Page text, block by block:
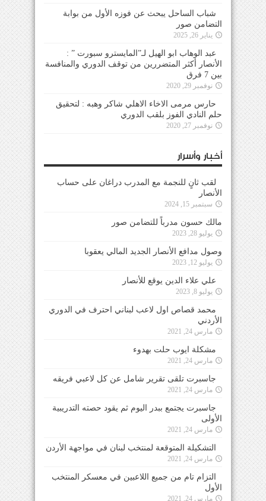
شباب الساحل يبحث عن فوزه الأول من بوابة
التضامن صور
يناير 26, 2025
عبد الوهاب ابو الهيل لـ”المايسترو سبورت ” :
الأنصار أكثر المتضررين من توقف الدوري والمنافسة
بين 7 فرق
نوفمبر 29, 2020
حارس مرمى الاخاء الاهلي شاكر وهبه : لتحقيق
حلم النادي الفوز بلقب الدوري
نوفمبر 27, 2020
أخبار وأسرار
لقب ثانٍ للنجمة مع المدرب دراغان على حساب
الأنصار
سبتمبر 15, 2024
مالك حسون مدرباً للتضامن صور
يوليو 28, 2023
وصول مدافع الأنصار الجديد المالي يعقوبا
يوليو 12, 2023
علي علاء الدين يوقع للأنصار
يوليو 8, 2023
محمد قصاص اول لاعب لبناني احترف في الدوري
الأردني
مارس 24, 2021
مشكلة ايوب حلت بهدوء
مارس 24, 2021
جاسبرت تلقى تقرير شامل عن كل لاعبي فريقه
مارس 24, 2021
جاسبرت يجتمع ببدر اليوم ثم يقود حصته التدريبية
الأولى
مارس 24, 2021
التشكيلة المتوقعة لمنتخب لبنان في مواجهة الأردن
مارس 24, 2021
التزام تام من جميع اللاعبين في معسكر المنتخب
الأول
مارس 24, 2021